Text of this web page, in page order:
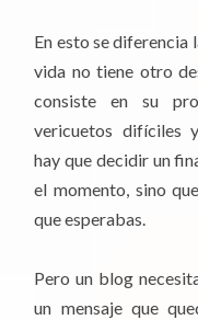
En esto se diferencia
vida no tiene otro
consiste en su
vericuetos difíciles
hay que decidir un
el momento, sino
que esperabas.
Pero un blog
un mensaje que